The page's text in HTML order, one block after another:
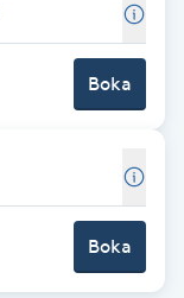
Boka
Boka